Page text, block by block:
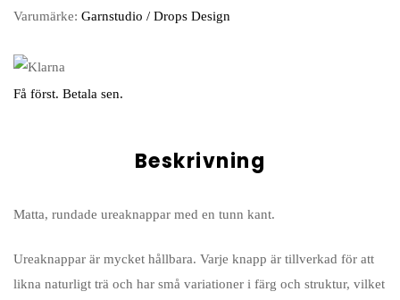
Varumärke: Garnstudio / Drops Design
Få först. Betala sen.
Beskrivning
Matta, rundade ureaknappar med en tunn kant.
Ureaknappar är mycket hållbara. Varje knapp är tillverkad för att
likna naturligt trä och har små variationer i färg och struktur, vilket